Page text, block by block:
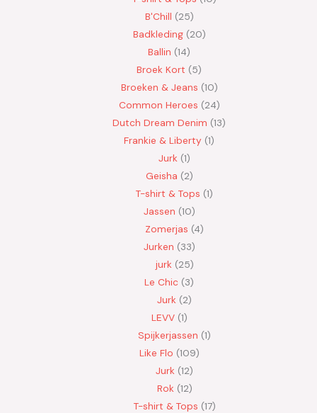
B'Chill 25
Badkleding 20
Ballin 14
Broek Kort 5
Broeken & Jeans 10
Common Heroes 24
Dutch Dream Denim 13
Frankie & Liberty 1
Jurk 1
Geisha 2
T-shirt & Tops 1
Jassen 10
Zomerjas 4
Jurken 33
jurk 25
Le Chic 3
Jurk 2
LEVV 1
Spijkerjassen 1
Like Flo 109
Jurk 12
Rok 12
T-shirt & Tops 17